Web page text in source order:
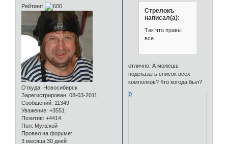
Рейтинг:
Откуда: Новосибирск
Зарегистрирован: 08-03-2011
Сообщений: 11349
Уважение: +3551
Позитив: +4414
Пол: Мужской
Провел на форуме:
3 месяца 30 дней
Стрелокъ
написал(а):
Так что правы
все
отлично. А можешь
подсказать список всех
комполков? Кто когода был?
0